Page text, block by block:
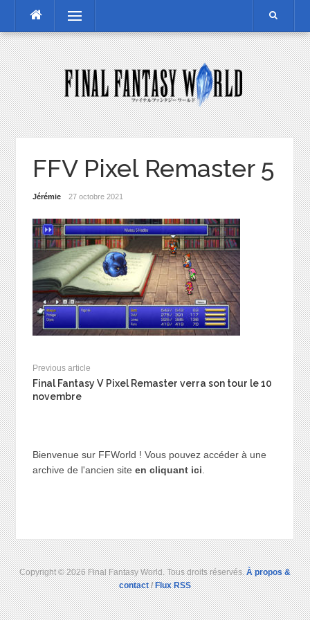
content
Menu
FFV Pixel Remaster 5
Jérémie 27 octobre 2021
Previous article
Final Fantasy V Pixel Remaster verra son tour le 10
novembre
Bienvenue sur FFWorld ! Vous pouvez accéder à une
archive de l'ancien site en cliquant ici.
Copyright © 2026 Final Fantasy World. Tous droits réservés.À propos &
contact/Flux RSS